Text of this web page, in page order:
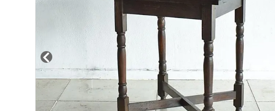
プライバシーポリシー
特定商取引法について
お問い合わせ